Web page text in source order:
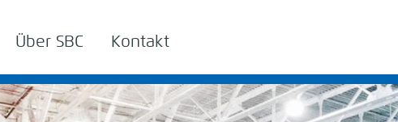
Über SBC Kontakt